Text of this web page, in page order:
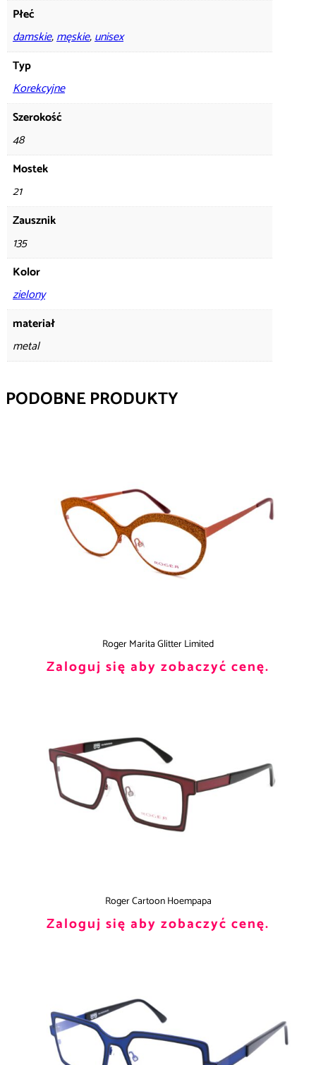
Płeć
damskie,męskie,unisex
Typ
Korekcyjne
Szerokość
48
Mostek
21
Zausznik
135
Kolor
zielony
materiał
metal
PODOBNE PRODUKTY
Roger Marita Glitter Limited
Zaloguj się aby zobaczyć cenę.
Roger Cartoon Hoempapa
Zaloguj się aby zobaczyć cenę.